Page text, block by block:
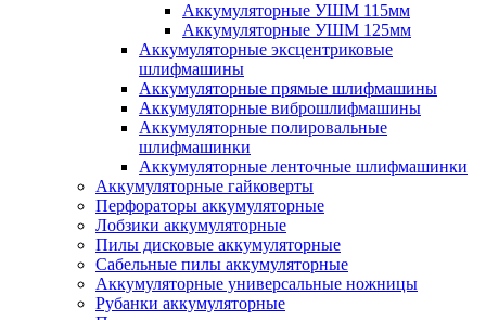
Аккумуляторные УШМ 115мм
Аккумуляторные УШМ 125мм
Аккумуляторные эксцентриковые
шлифмашины
Аккумуляторные прямые шлифмашины
Аккумуляторные виброшлифмашины
Аккумуляторные полировальные
шлифмашинки
Аккумуляторные ленточные шлифмашинки
Аккумуляторные гайковерты
Перфораторы аккумуляторные
Лобзики аккумуляторные
Пилы дисковые аккумуляторные
Сабельные пилы аккумуляторные
Аккумуляторные универсальные ножницы
Рубанки аккумуляторные